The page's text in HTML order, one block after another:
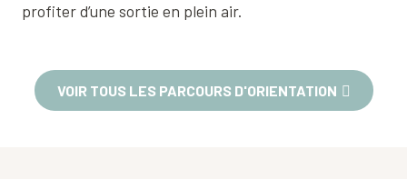
profiter d’une sortie en plein air.
VOIR TOUS LES PARCOURS D'ORIENTATION